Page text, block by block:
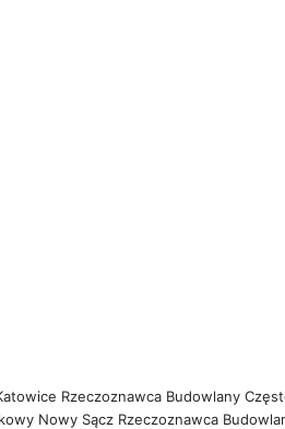
Rzeczoznawca Budowlany
Nowy Sącz Rzeczoznawca